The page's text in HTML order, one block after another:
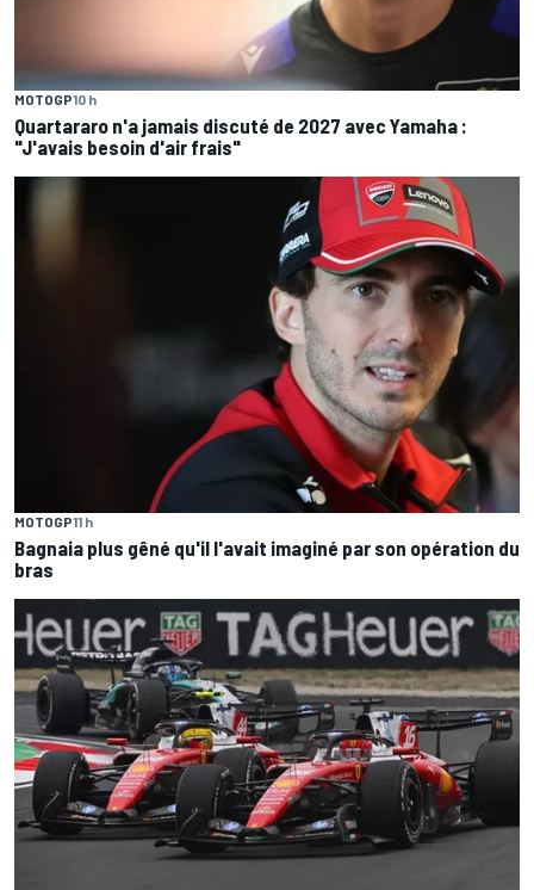
MOTOGP10 h
Quartararo n'a jamais discuté de 2027 avec Yamaha :
"J'avais besoin d'air frais"
MOTOGP11 h
Bagnaia plus gêné qu'il l'avait imaginé par son opération du
bras